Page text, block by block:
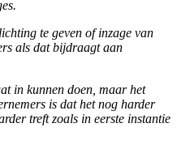
te geven of inzage van
als dat bijdraagt aan
in kunnen doen, maar het
is dat het nog harder
treft zoals in eerste instantie